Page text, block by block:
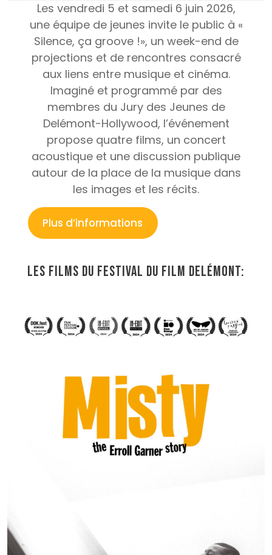
Les vendredi 5 et samedi 6 juin 2026,
une équipe de jeunes invite le public à «
Silence, ça groove !», un week-end de
projections et de rencontres consacré
aux liens entre musique et cinéma.
Imaginé et programmé par des
membres du Jury des Jeunes de
Delémont-Hollywood, l’événement
propose quatre films, un concert
acoustique et une discussion publique
autour de la place de la musique dans
les images et les récits.
Plus d’informations
Les films du Festival du Film Delémont:
Erroll